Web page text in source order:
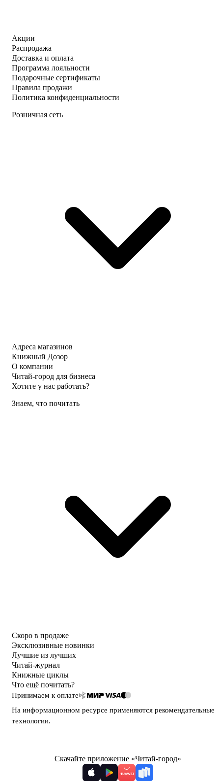
Акции
Распродажа
Доставка и оплата
Программа лояльности
Подарочные сертификаты
Правила продажи
Политика конфиденциальности
Розничная сеть
Адреса магазинов
Книжный Дозор
О компании
Читай-город для бизнеса
Хотите у нас работать?
Знаем, что почитать
Скоро в продаже
Эксклюзивные новинки
Лучшие из лучших
Читай-журнал
Книжные циклы
Что ещё почитать?
Принимаем к оплате
На информационном ресурсе применяются рекомендательные
технологии.
Скачайте приложение «Читай-город»